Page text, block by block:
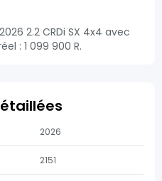
2.2 CRDi SX 4x4 avec
: 1 099 900 R.
2026
2151